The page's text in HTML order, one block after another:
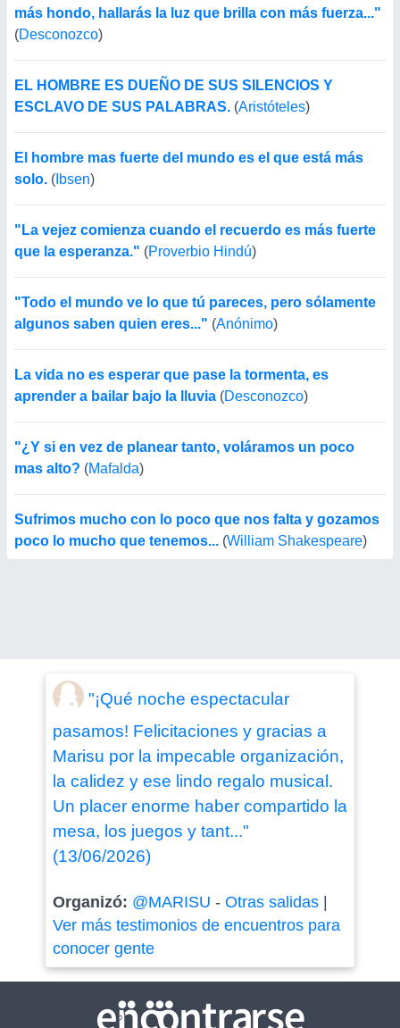
más hondo, hallarás la luz que brilla con más fuerza..."
(Desconozco)
EL HOMBRE ES DUEÑO DE SUS SILENCIOS Y
ESCLAVO DE SUS PALABRAS. (Aristóteles)
El hombre mas fuerte del mundo es el que está más
solo. ( Ibsen)
"La vejez comienza cuando el recuerdo es más fuerte
que la esperanza." (Proverbio Hindú)
"Todo el mundo ve lo que tú pareces, pero sólamente
algunos saben quien eres..." (Anónimo)
La vida no es esperar que pase la tormenta, es
aprender a bailar bajo la lluvia (Desconozco)
"¿Y si en vez de planear tanto, voláramos un poco
mas alto? (Mafalda)
Sufrimos mucho con lo poco que nos falta y gozamos
poco lo mucho que tenemos... (William Shakespeare)
"¡Qué noche espectacular
pasamos! Felicitaciones y gracias a
Marisu por la impecable organización,
la calidez y ese lindo regalo musical.
Un placer enorme haber compartido la
mesa, los juegos y tant..."
(13/06/2026)
Organizó: @MARISU - Otras salidas|
Ver más testimonios de encuentros para
conocer gente